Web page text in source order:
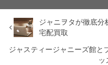
ジャニヲタが徹底分
宅配買取
ジャスティージャニーズ館と
ッ